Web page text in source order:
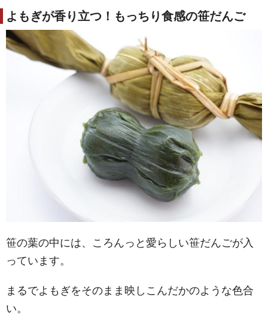
よもぎが香り立つ！もっちり食感の笹だんご
笹の葉の中には、ころんっと愛らしい笹だんごが入
っています。
まるでよもぎをそのまま映しこんだかのような色合
い。